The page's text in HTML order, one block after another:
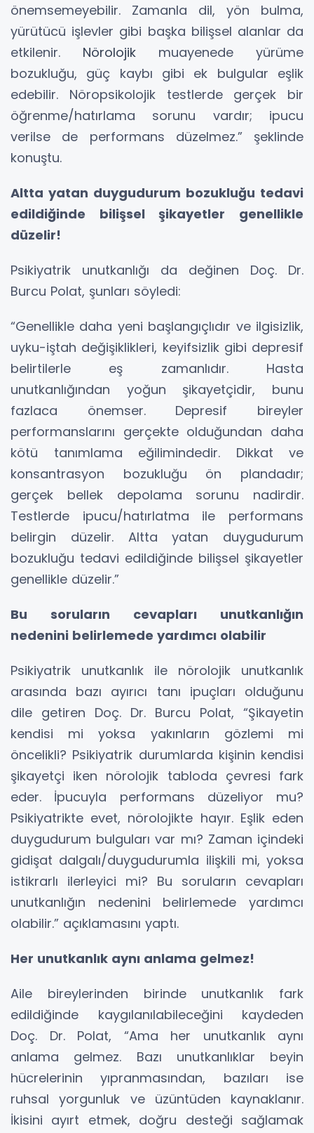
önemsemeyebilir. Zamanla dil, yön bulma,
yürütücü işlevler gibi başka bilişsel alanlar da
etkilenir. Nörolojik muayenede yürüme
bozukluğu, güç kaybı gibi ek bulgular eşlik
edebilir. Nöropsikolojik testlerde gerçek bir
öğrenme/hatırlama sorunu vardır; ipucu
verilse de performans düzelmez.” şeklinde
konuştu.
Altta yatan duygudurum bozukluğu tedavi
edildiğinde bilişsel şikayetler genellikle
düzelir!
Psikiyatrik unutkanlığı da değinen Doç. Dr.
Burcu Polat, şunları söyledi:
“Genellikle daha yeni başlangıçlıdır ve ilgisizlik,
uyku-iştah değişiklikleri, keyifsizlik gibi depresif
belirtilerle eş zamanlıdır. Hasta
unutkanlığından yoğun şikayetçidir, bunu
fazlaca önemser. Depresif bireyler
performanslarını gerçekte olduğundan daha
kötü tanımlama eğilimindedir. Dikkat ve
konsantrasyon bozukluğu ön plandadır;
gerçek bellek depolama sorunu nadirdir.
Testlerde ipucu/hatırlatma ile performans
belirgin düzelir. Altta yatan duygudurum
bozukluğu tedavi edildiğinde bilişsel şikayetler
genellikle düzelir.”
Bu soruların cevapları unutkanlığın
nedenini belirlemede yardımcı olabilir
Psikiyatrik unutkanlık ile nörolojik unutkanlık
arasında bazı ayırıcı tanı ipuçları olduğunu
dile getiren Doç. Dr. Burcu Polat, “Şikayetin
kendisi mi yoksa yakınların gözlemi mi
öncelikli? Psikiyatrik durumlarda kişinin kendisi
şikayetçi iken nörolojik tabloda çevresi fark
eder. İpucuyla performans düzeliyor mu?
Psikiyatrikte evet, nörolojikte hayır. Eşlik eden
duygudurum bulguları var mı? Zaman içindeki
gidişat dalgalı/duygudurumla ilişkili mi, yoksa
istikrarlı ilerleyici mi? Bu soruların cevapları
unutkanlığın nedenini belirlemede yardımcı
olabilir.” açıklamasını yaptı.
Her unutkanlık aynı anlama gelmez!
Aile bireylerinden birinde unutkanlık fark
edildiğinde kaygılanılabileceğini kaydeden
Doç. Dr. Polat, “Ama her unutkanlık aynı
anlama gelmez. Bazı unutkanlıklar beyin
hücrelerinin yıpranmasından, bazıları ise
ruhsal yorgunluk ve üzüntüden kaynaklanır.
İkisini ayırt etmek, doğru desteği sağlamak